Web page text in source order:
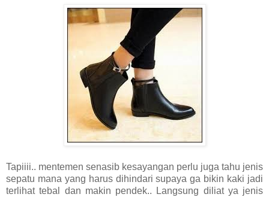
Tapiiii.. mentemen senasib kesayangan perlu juga tahu jenis
sepatu mana yang harus dihindari supaya ga bikin kaki jadi
terlihat tebal dan makin pendek.. Langsung diliat ya jenis